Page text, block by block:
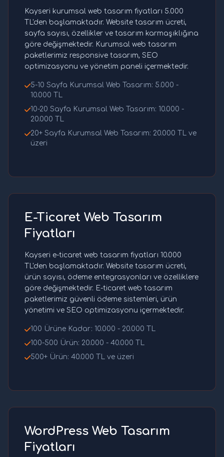
Kayseri kurumsal web tasarım fiyatları 5.000
TL'den başlamaktadır. Website tasarım ücreti,
sayfa sayısı, özellikler ve tasarım karmaşıklığına
göre değişmektedir. Kurumsal web tasarım
paketlerimiz responsive tasarım, SEO
optimizasyonu ve yönetim paneli içermektedir.
5-10 Sayfa Kurumsal Web Tasarım: 5.000 -
10.000 TL
10-20 Sayfa Kurumsal Web Tasarım: 10.000 -
20.000 TL
20+ Sayfa Kurumsal Web Tasarım: 20.000 TL ve
üzeri
E-Ticaret Web Tasarım
Fiyatları
Kayseri e-ticaret web tasarım fiyatları 10.000
TL'den başlamaktadır. Website tasarım ücreti,
ürün sayısı, ödeme entegrasyonları ve özelliklere
göre değişmektedir. E-ticaret web tasarım
paketlerimiz güvenli ödeme sistemleri, ürün
yönetimi ve SEO optimizasyonu içermektedir.
100 Ürüne Kadar: 10.000 - 20.000 TL
100-500 Ürün: 20.000 - 40.000 TL
500+ Ürün: 40.000 TL ve üzeri
WordPress Web Tasarım
Fiyatları